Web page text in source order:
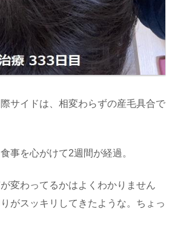
サイドは、相変わらずの産毛具合で
事を心がけて2週間が経過。
変わってるかはよくわかりません
がスッキリしてきたような。ちょっ